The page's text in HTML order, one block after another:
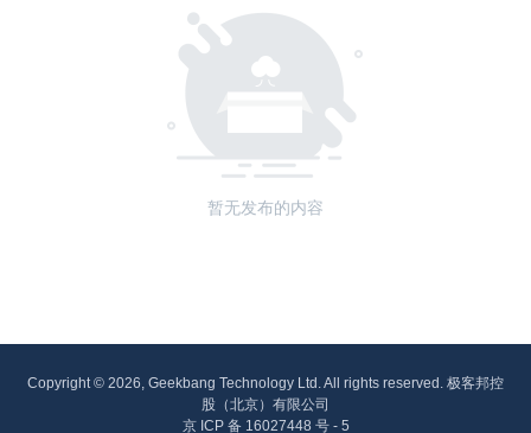
暂无发布的内容
Copyright © 2026, Geekbang Technology Ltd. All rights reserved. 极客邦控
股（北京）有限公司
京 ICP 备 16027448 号 - 5